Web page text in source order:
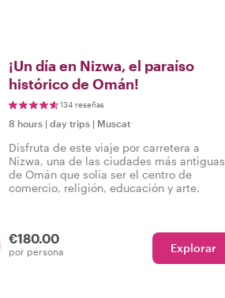
¡Un día en Nizwa, el paraíso
histórico de Omán!
134 reseñas
8 hours | day trips | Muscat
Disfruta de este viaje por carretera a
Nizwa, una de las ciudades más antiguas
de Omán que solía ser el centro de
comercio, religión, educación y arte.
€180.00
por persona Explorar